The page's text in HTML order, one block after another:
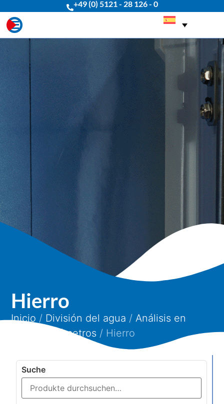
+49 (0) 5121 - 28 126 - 0
Hierro
Inicio / División del agua /Análisis en
Parámetros / Hierro
Suche